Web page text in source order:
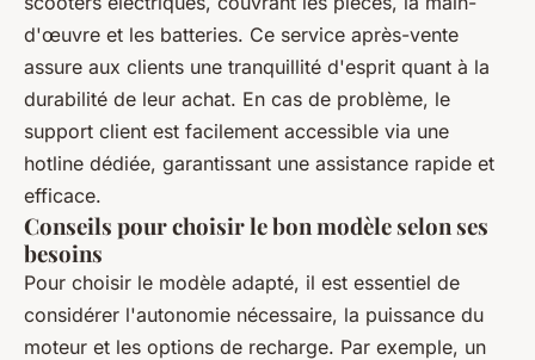
d'œuvre et les batteries. Ce service après-vente
assure aux clients une tranquillité d'esprit quant à la
durabilité de leur achat. En cas de problème, le
support client est facilement accessible via une
hotline dédiée, garantissant une assistance rapide et
efficace.
Conseils pour choisir le bon modèle selon ses
besoins
Pour choisir le modèle adapté, il est essentiel de
considérer l'autonomie nécessaire, la puissance du
moteur et les options de recharge. Par exemple, un